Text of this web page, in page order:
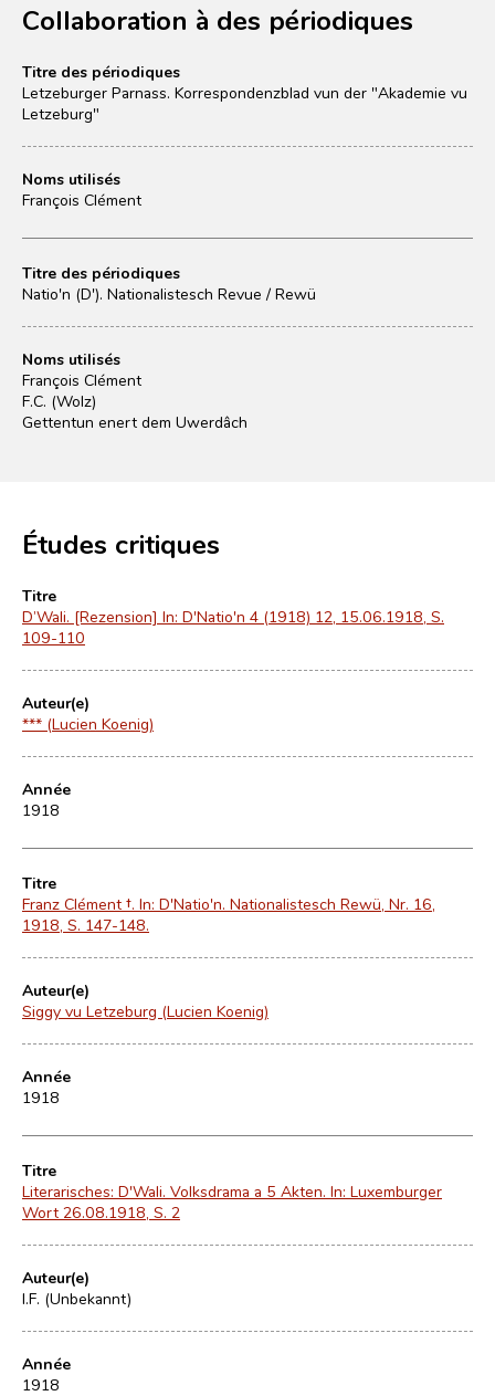
Collaboration à des périodiques
Titre des périodiques
Letzeburger Parnass. Korrespondenzblad vun der "Akademie vu
Letzeburg"
Noms utilisés
François Clément
Titre des périodiques
Natio'n (D'). Nationalistesch Revue / Rewü
Noms utilisés
François Clément
F.C. (Wolz)
Gettentun enert dem Uwerdâch
Études critiques
Titre
D’Wali. [Rezension] In: D'Natio'n 4 (1918) 12, 15.06.1918, S.
109-110
Auteur(e)
*** (Lucien Koenig)
Année
1918
Titre
Franz Clément †. In: D'Natio'n. Nationalistesch Rewü, Nr. 16,
1918, S. 147-148.
Auteur(e)
Siggy vu Letzeburg (Lucien Koenig)
Année
1918
Titre
Literarisches: D'Wali. Volksdrama a 5 Akten. In: Luxemburger
Wort 26.08.1918, S. 2
Auteur(e)
I.F. (Unbekannt)
Année
1918